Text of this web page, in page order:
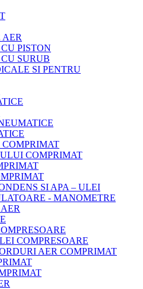
AER
PISTON
SURUB
SI PENTRU
COMPRIMAT
SI APA – ULEI
- MANOMETRE
COMPRESOARE
AER COMPRIMAT